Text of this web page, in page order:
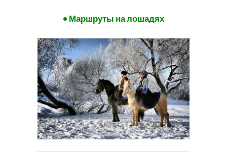
• Маршруты на лошадях